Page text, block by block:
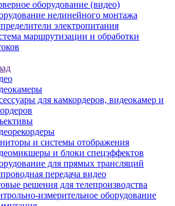
оборудование (видео)
нелинейного монтажа
электропитания
маршрутизации и обработки
для камкордеров, видеокамер и
и системы отображения
и блоки спецэффектов
для прямых трансляций
передача видео
решения для телепроизводства
измерительное оборудование